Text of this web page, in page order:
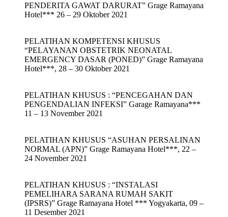
PENDERITA GAWAT DARURAT” Grage Ramayana
Hotel*** 26 – 29 Oktober 2021
PELATIHAN KOMPETENSI KHUSUS
“PELAYANAN OBSTETRIK NEONATAL
EMERGENCY DASAR (PONED)” Grage Ramayana
Hotel***, 28 – 30 Oktober 2021
PELATIHAN KHUSUS : “PENCEGAHAN DAN
PENGENDALIAN INFEKSI” Garage Ramayana***
11 – 13 November 2021
PELATIHAN KHUSUS “ASUHAN PERSALINAN
NORMAL (APN)” Grage Ramayana Hotel***, 22 –
24 November 2021
PELATIHAN KHUSUS : “INSTALASI
PEMELIHARA SARANA RUMAH SAKIT
(IPSRS)” Grage Ramayana Hotel *** Yogyakarta, 09 –
11 Desember 2021